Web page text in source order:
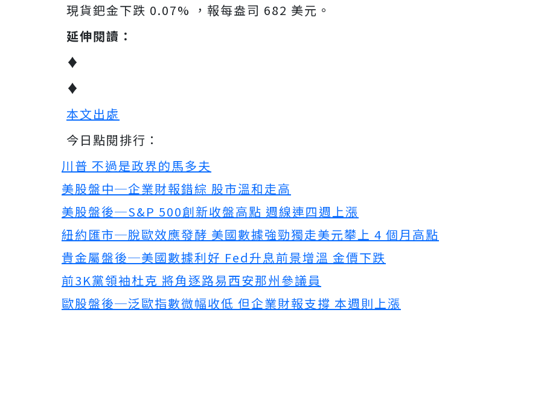
現貨鈀金下跌 0.07% ，報每盎司 682 美元。
延伸閱讀：
♦
♦
本文出處
今日點閱排行：
川普 不過是政界的馬多夫
美股盤中─企業財報錯綜 股市溫和走高
美股盤後─S&P 500創新收盤高點 週線連四週上漲
紐約匯市─脫歐效應發酵 美國數據強勁獨走美元攀上 4 個月高點
貴金屬盤後─美國數據利好 Fed升息前景增溫 金價下跌
前3K黨領袖杜克 將角逐路易西安那州參議員
歐股盤後─泛歐指數微幅收低 但企業財報支撐 本週則上漲